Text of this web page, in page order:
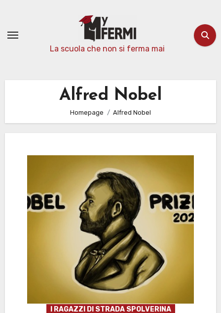
contenuto
La scuola che non si ferma mai
Alfred Nobel
Homepage Alfred Nobel
I RAGAZZI DI STRADA SPOLVERINA